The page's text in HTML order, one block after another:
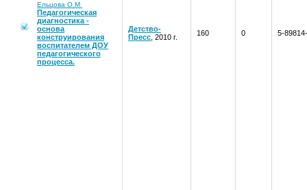
Ельцова О.М
Педагогическая
диагностика -
основа
конструирования
воспитателем ДОУ
педагогического
процесса.
Детство-
Пресс , 2010 г. 160 0 5-